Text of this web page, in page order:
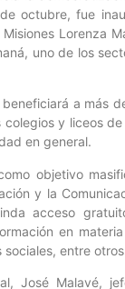
octubre, fue
Lorenza
uno de los
a más
y liceos
en general.
objetivo
y la
acceso
en
entre
José Malavé,